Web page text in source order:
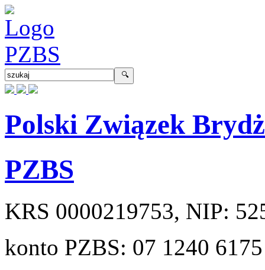
Polski Związek
PZBS
KRS 0000219753, NIP:
konto PZBS: 07 1240